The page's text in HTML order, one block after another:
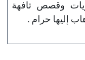
وقصص تافهة
إليها حرام .